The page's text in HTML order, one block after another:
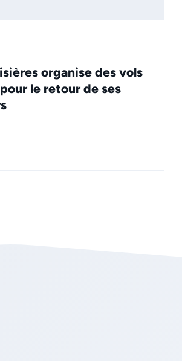
organise des vols
le retour de ses